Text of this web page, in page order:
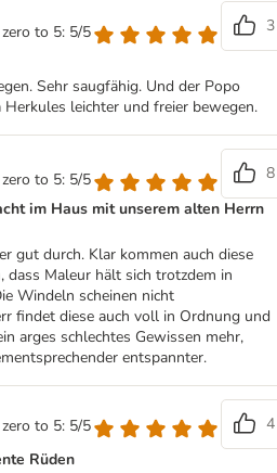
to 5: 5/5
3
Sehr saugfähig. Und der Popo
leichter und freier bewegen.
to 5: 5/5
8
im Haus mit unserem alten Herrn
gut durch. Klar kommen auch diese
dass Maleur hält sich trotzdem in
Windeln scheinen nicht
findet diese auch voll in Ordnung und
arges schlechtes Gewissen mehr,
entspannter.
to 5: 5/5
4
Rüden